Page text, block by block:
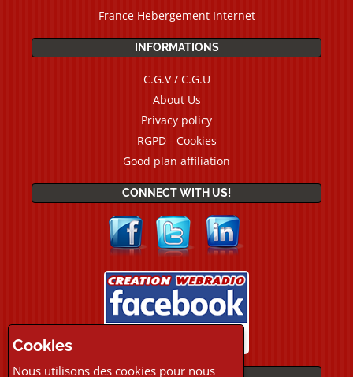
France Hebergement Internet
INFORMATIONS
C.G.V / C.G.U
About Us
Privacy policy
RGPD - Cookies
Good plan affiliation
CONNECT WITH US!
Cookies
Nous utilisons des cookies pour nous